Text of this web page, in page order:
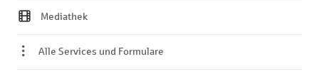
Mediathek
Alle Services und Formulare